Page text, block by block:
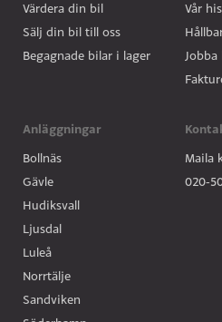
Värdera din bil
Sälj din bil till oss
Begagnade bilar i lager
Anläggningar
Bollnäs
Gävle
Hudiksvall
Ljusdal
Luleå
Norrtälje
Sandviken
Vår
Jobba
Maila
020-